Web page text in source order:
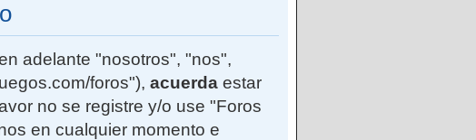
adelante "nosotros", "nos",
foros"), acuerda estar
no se registre y/o use "Foros
en cualquier momento e